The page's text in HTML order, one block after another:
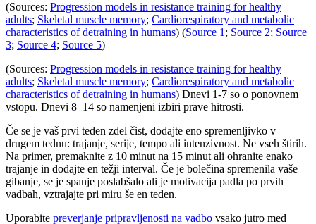
(Sources: Progression models in resistance training for healthy
adults; Skeletal muscle memory; Cardiorespiratory and metabolic
characteristics of detraining in humans) (Source 1 ; Source 2; Source
3; Source 4; Source 5)
(Sources: Progression models in resistance training for healthy
adults; Skeletal muscle memory; Cardiorespiratory and metabolic
characteristics of detraining in humans) Dnevi 1-7 so o ponovnem
vstopu. Dnevi 8–14 so namenjeni izbiri prave hitrosti.
Če se je vaš prvi teden zdel čist, dodajte eno spremenljivko v
drugem tednu: trajanje, serije, tempo ali intenzivnost. Ne vseh štirih.
Na primer, premaknite z 10 minut na 15 minut ali ohranite enako
trajanje in dodajte en težji interval. Če je bolečina spremenila vaše
gibanje, se je spanje poslabšalo ali je motivacija padla po prvih
vadbah, vztrajajte pri miru še en teden.
Uporabite preverjanje pripravljenosti na vadbo vsako jutro med